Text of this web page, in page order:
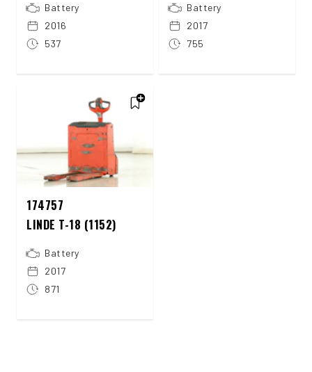
Battery
2016
537
Battery
2017
755
174757
LINDE T-18 (1152)
Battery
2017
871